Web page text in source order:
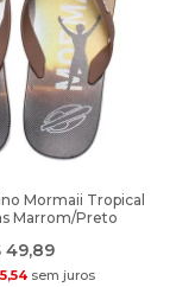
Mormaii Tropical
Marrom/Preto
49,89
5,54 sem juros